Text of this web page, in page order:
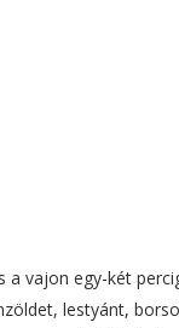
a vajon egy-két
lestyánt,